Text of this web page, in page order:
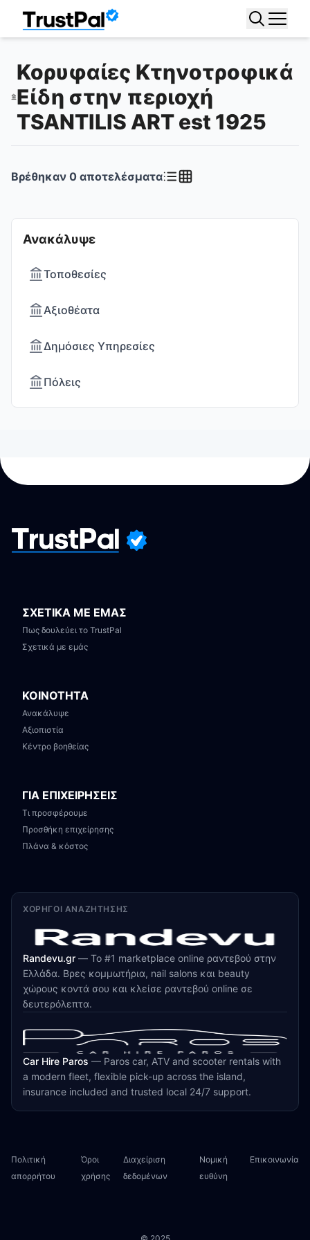
Κορυφαίες Κτηνοτροφικά
Είδη στην περιοχή
TSANTILIS ART est 1925
Ανακάλυψε
Τοποθεσίες
Αξιοθέατα
Δημόσιες Υπηρεσίες
Πόλεις
Βρέθηκαν 0 αποτελέσματα
ΣΧΕΤΙΚΑ ΜΕ ΕΜΑΣ
Πως δουλεύει το TrustPal
Σχετικά με εμάς
ΚΟΙΝΟΤΗΤΑ
Ανακάλυψε
Αξιοπιστία
Κέντρο βοηθείας
ΓΙΑ ΕΠΙΧΕΙΡΗΣΕΙΣ
Τι προσφέρουμε
Προσθήκη επιχείρησης
Πλάνα & κόστος
ΧΟΡΗΓΟΊ ΑΝΑΖΉΤΗΣΗΣ
Randevu.gr — Το #1 marketplace online ραντεβού στην
Ελλάδα. Βρες κομμωτήρια, nail salons και beauty
χώρους κοντά σου και κλείσε ραντεβού online σε
δευτερόλεπτα.
Car Hire Paros — Paros car, ATV and scooter rentals with
a modern fleet, flexible pick-up across the island,
insurance included and trusted local 24/7 support.
Πολιτική
απορρήτου
Όροι
χρήσης
Διαχείριση
δεδομένων
Νομική
ευθύνη
Επικοινωνία